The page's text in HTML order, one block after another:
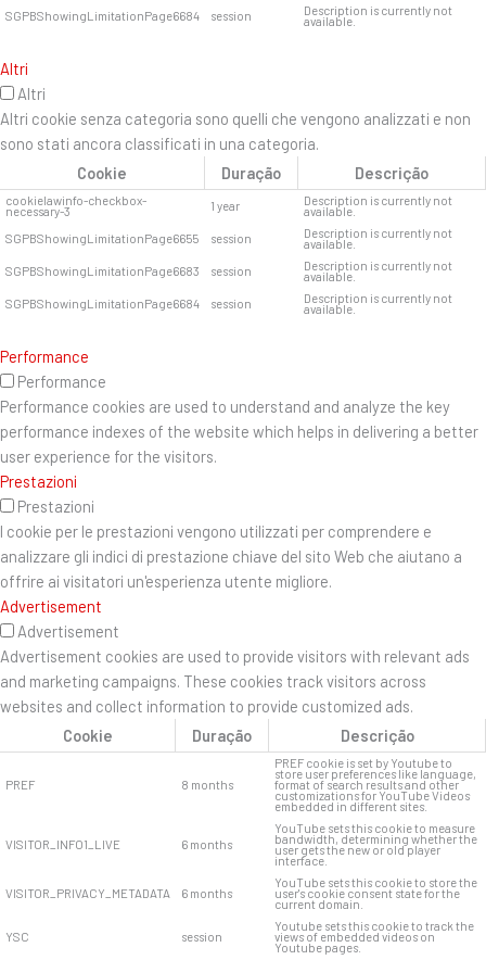
SGPBShowingLimitationPage6684
session Description is currently not
available.
Altri
Altri
Altri cookie senza categoria sono quelli che vengono analizzati e non
sono stati ancora classificati in una categoria.
Cookie
Duração Descrição
cookielawinfo-checkbox-
necessary-3 1 year Description is currently not
available.
SGPBShowingLimitationPage6655
session Description is currently not
available.
SGPBShowingLimitationPage6683
session Description is currently not
available.
SGPBShowingLimitationPage6684
session Description is currently not
available.
Performance
Performance
Performance cookies are used to understand and analyze the key
performance indexes of the website which helps in delivering a better
user experience for the visitors.
Prestazioni
Prestazioni
I cookie per le prestazioni vengono utilizzati per comprendere e
analizzare gli indici di prestazione chiave del sito Web che aiutano a
offrire ai visitatori un'esperienza utente migliore.
Advertisement
Advertisement
Advertisement cookies are used to provide visitors with relevant ads
and marketing campaigns. These cookies track visitors across
websites and collect information to provide customized ads.
Cookie
Duração Descrição
PREF 8 months
PREF cookie is set by Youtube to
store user preferences like language,
format of search results and other
customizations for YouTube Videos
embedded in different sites.
VISITOR_INFO1_LIVE 6 months
YouTube sets this cookie to measure
bandwidth, determining whether the
user gets the new or old player
interface.
VISITOR_PRIVACY_METADATA 6 months
YouTube sets this cookie to store the
user's cookie consent state for the
current domain.
YSC session
Youtube sets this cookie to track the
views of embedded videos on
Youtube pages.